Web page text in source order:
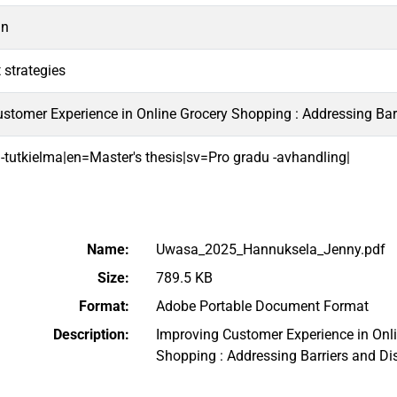
strategies
Experience in Online Grocery Shopping : Addressing
tutkielma|en=Master's thesis|sv=Pro gradu -avhandling|
Name:
Uwasa_2025_Hannuksela_Jenny.pdf
Size:
789.5 KB
Format:
Adobe Portable Document Format
Description:
Improving Customer Experience in
Shopping : Addressing Barriers and